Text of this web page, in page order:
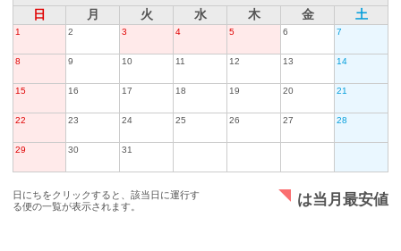
日
月 火 水 木 金 土
1 2 3 4 5 6 7
8 9 10 11 12 13 14
15 16 17 18 19 20 21
22 23 24 25 26 27 28
29 30 31
日にちをクリックすると、該当日に運行す
る便の一覧が表示されます。
は当月最安値